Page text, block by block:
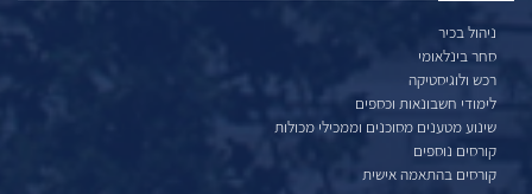
ניהול בכיר
סחר בינלאומי
רכש ולוגיסטיקה
לימודי חשבונאות וכספים
שינוע מטענים מסוכנים וממכילי מכולות
קורסים נוספים
קורסים בהתאמה אישית